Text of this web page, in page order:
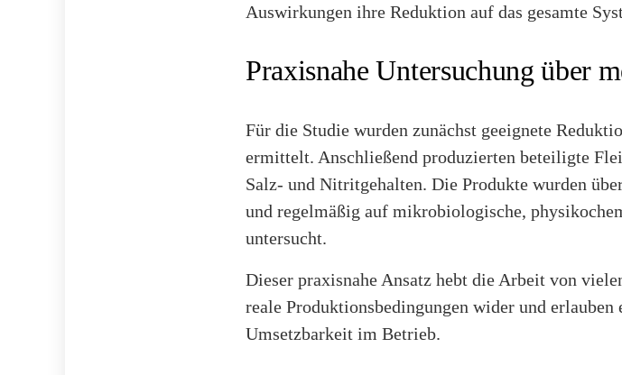
Auswirkungen ihre Reduktion auf das gesamte
Praxisnahe Untersuchung über
Für die Studie wurden zunächst geeignete
ermittelt. Anschließend produzierten beteiligte
Salz- und Nitritgehalten. Die Produkte wurden
und regelmäßig auf mikrobiologische,
untersucht.
Dieser praxisnahe Ansatz hebt die Arbeit von
reale Produktionsbedingungen wider und
Umsetzbarkeit im Betrieb.